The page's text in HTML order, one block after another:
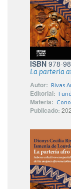
ISBN 978-
La partería
Autor: Rivas
Editorial:
Materia:
Publicado: